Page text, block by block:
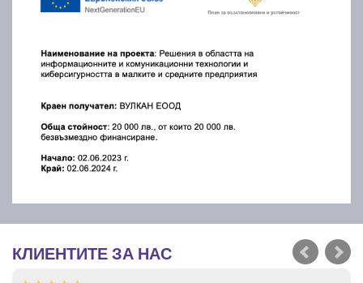
КЛИЕНТИТЕ ЗА НАС